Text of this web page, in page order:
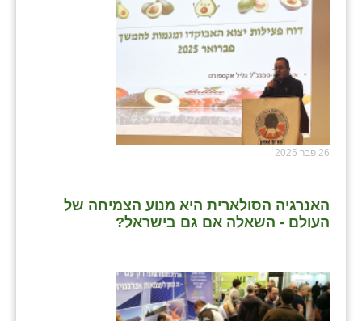
26 פבר 2025
האנרגיה הסולארית היא מנוע הצמיחה של
העולם - השאלה אם גם בישראל?